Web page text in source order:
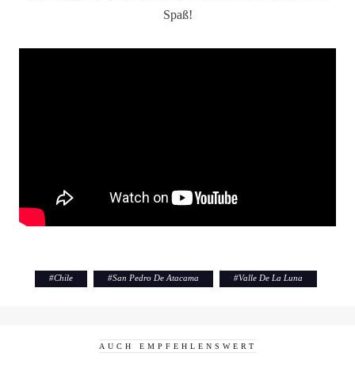
Spaß!
#Chile #San Pedro De Atacama #Valle De La Luna
AUCH EMPFEHLENSWERT